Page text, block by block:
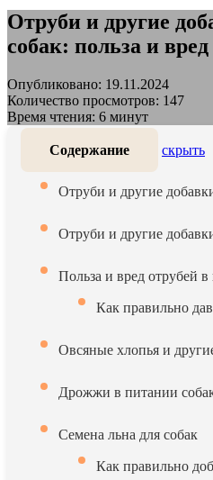
Отруби и другие
собак: польза и вред
Опубликовано: 19.11.2024
Количество просмотров: 147
Время чтения: 6 минут
Содержание скрыть
Отруби и другие
Отруби и другие
Польза и вред отрубей
Как правильно
Овсяные хлопья и
Дрожжи в питании
Семена льна для собак
Как правильно